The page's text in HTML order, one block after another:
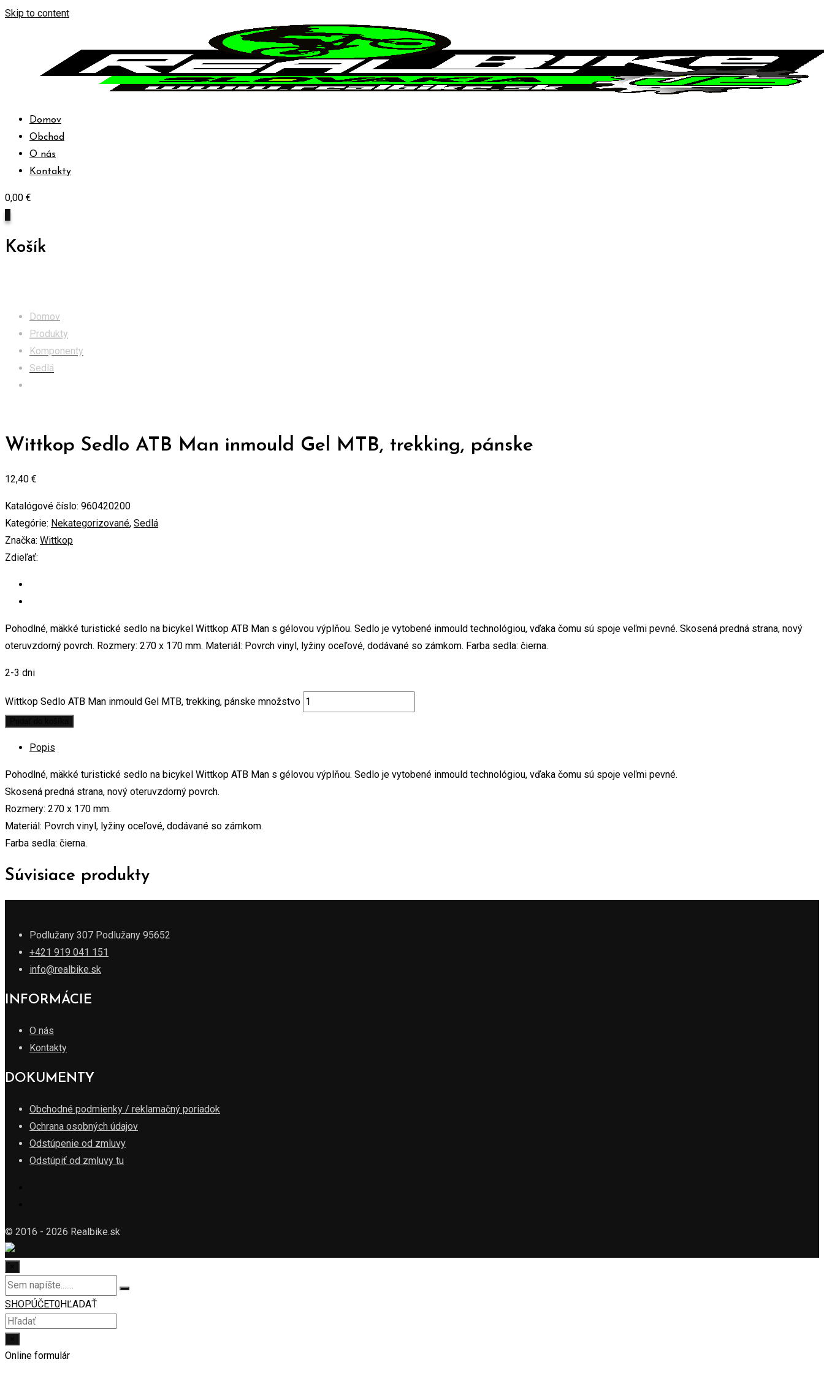
Skip to content
Domov
Obchod
O nás
Kontakty
0,00 €
Košík
Domov
Produkty
Komponenty
Sedlá
Wittkop Sedlo ATB Man inmould Gel MTB, trekking, pánske
12,40 €
Katalógové číslo: 960420200
Kategórie: Nekategorizované, Sedlá
Značka: Wittkop
Zdieľať:
Pohodlné, mäkké turistické sedlo na bicykel Wittkop ATB Man s gélovou výplňou. Sedlo je vytobené inmould technológiou, vďaka čomu sú spoje veľmi pevné. Skosená predná strana, nový
oteruvzdorný povrch. Rozmery: 270 x 170 mm. Materiál: Povrch vinyl, lyžiny oceľové, dodávané so zámkom. Farba sedla: čierna.
2-3 dni
Wittkop Sedlo ATB Man inmould Gel MTB, trekking, pánske množstvo
Popis
Pohodlné, mäkké turistické sedlo na bicykel Wittkop ATB Man s gélovou výplňou. Sedlo je vytobené inmould technológiou, vďaka čomu sú spoje veľmi pevné.
Skosená predná strana, nový oteruvzdorný povrch.
Rozmery: 270 x 170 mm.
Materiál: Povrch vinyl, lyžiny oceľové, dodávané so zámkom.
Farba sedla: čierna.
Súvisiace produkty
Podlužany 307 Podlužany 95652
+421 919 041 151
info@realbike.sk
INFORMÁCIE
O nás
Kontakty
DOKUMENTY
Obchodné podmienky / reklamačný poriadok
Ochrana osobných údajov
Odstúpenie od zmluvy
Odstúpiť od zmluvy tu
© 2016 - 2026 Realbike.sk
SHOPÚČET0HĽADAŤ
Online formulár